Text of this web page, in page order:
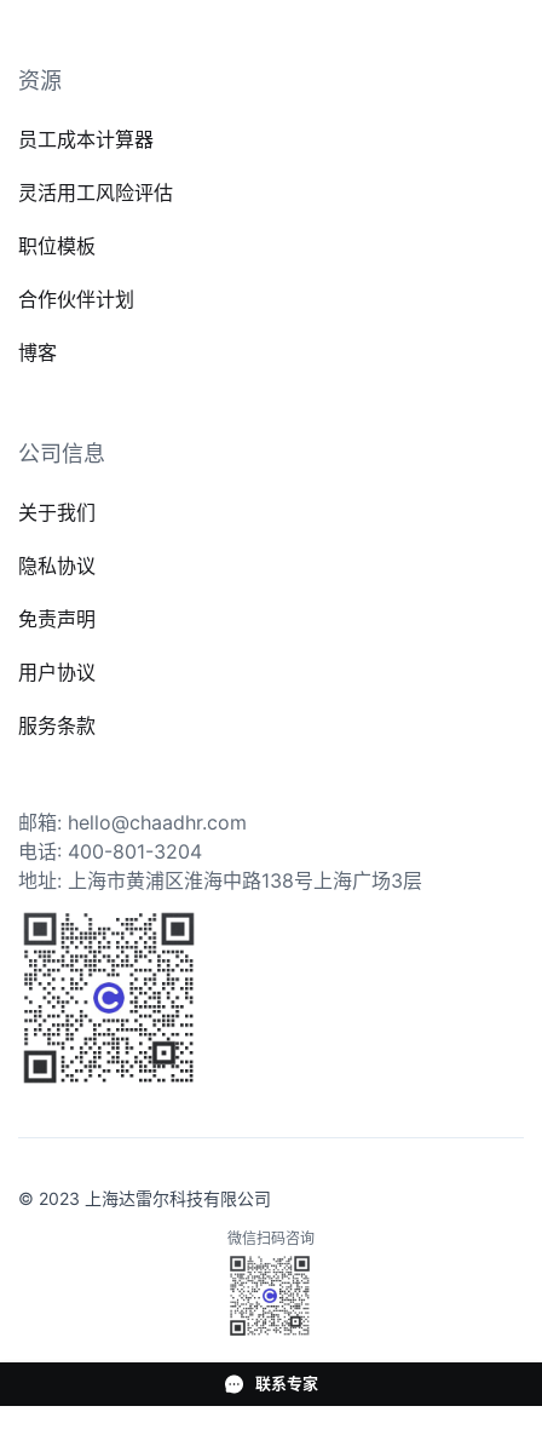
资源
员工成本计算器
灵活用工风险评估
职位模板
合作伙伴计划
博客
公司信息
关于我们
隐私协议
免责声明
用户协议
服务条款
邮箱: hello@chaadhr.com
电话: 400-801-3204
地址: 上海市黄浦区淮海中路138号上海广场3层
© 2023 上海达雷尔科技有限公司
沪公网安备 31010102007457号
微信扫码咨询
联系专家